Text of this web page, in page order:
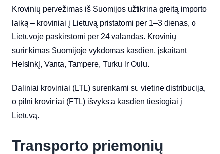
Krovinių pervežimas iš Suomijos užtikrina greitą importo
laiką – kroviniai į Lietuvą pristatomi per 1–3 dienas, o
Lietuvoje paskirstomi per 24 valandas. Krovinių
surinkimas Suomijoje vykdomas kasdien, įskaitant
Helsinkį, Vanta, Tampere, Turku ir Oulu.
Daliniai kroviniai (LTL) surenkami su vietine distribucija,
o pilni kroviniai (FTL) išvyksta kasdien tiesiogiai į
Lietuvą.
Transporto priemonių